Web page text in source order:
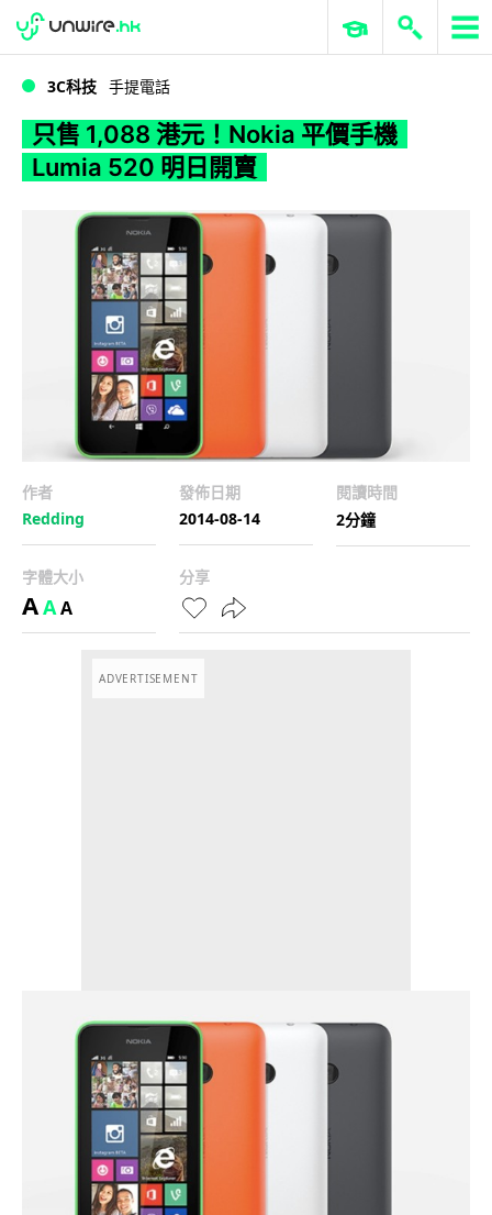
WWDC 2026 ERP 與商業 AI
3C科技 手提電話
只售 1,088 港元！Nokia 平價手機
Lumia 520 明日開賣
作者
Redding
發佈日期
2014-08-14
閱讀時間
2分鐘
字體大小
AAA
分享
ADVERTISEMENT